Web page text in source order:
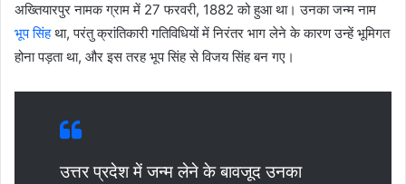
अख्तियारपुर नामक ग्राम में 27 फरवरी, 1882 को हुआ था। उनका जन्म नाम
भूप सिंहथा, परंतु क्रांतिकारी गतिविधियों में निरंतर भाग लेने के कारण उन्हें भूमिगत
होना पड़ता था, और इस तरह भूप सिंह से विजय सिंह बन गए।
उत्तर प्रदेश में जन्म लेने के बावजूद उनका